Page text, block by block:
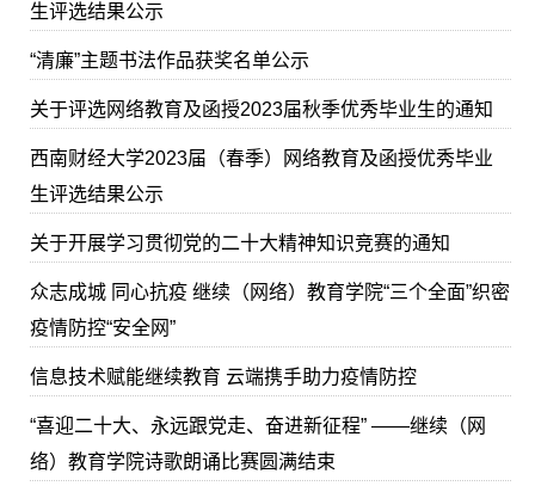
生评选结果公示
“清廉”主题书法作品获奖名单公示
关于评选网络教育及函授2023届秋季优秀毕业生的通知
西南财经大学2023届（春季）网络教育及函授优秀毕业
生评选结果公示
关于开展学习贯彻党的二十大精神知识竞赛的通知
众志成城 同心抗疫 继续（网络）教育学院“三个全面”织密
疫情防控“安全网”
信息技术赋能继续教育 云端携手助力疫情防控
“喜迎二十大、永远跟党走、奋进新征程” ——继续（网
络）教育学院诗歌朗诵比赛圆满结束